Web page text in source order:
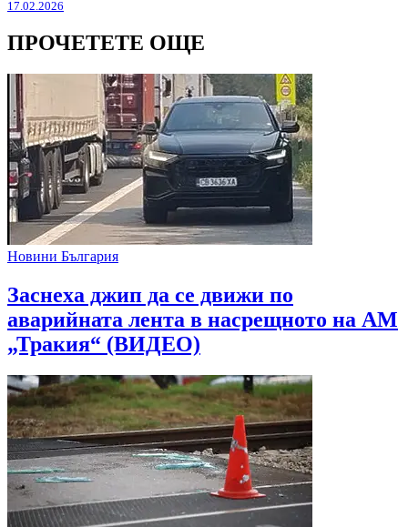
17.02.2026
ПРОЧЕТЕТЕ ОЩЕ
Новини България
Заснеха джип да се движи по
аварийната лента в насрещното на АМ
„Тракия“ (ВИДЕО)